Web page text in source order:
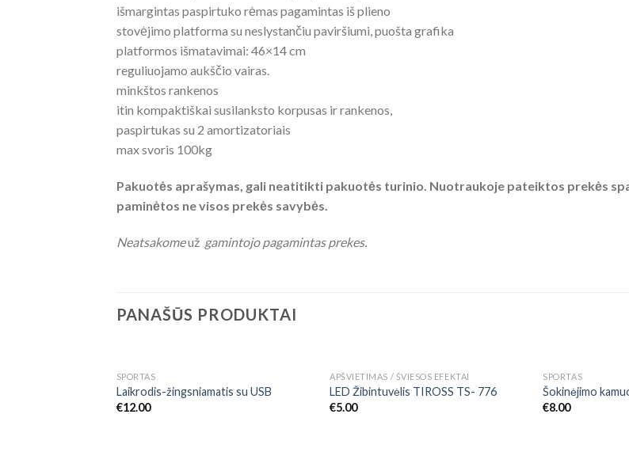
išmargintas paspirtuko rėmas pagamintas iš plieno
stovėjimo platforma su neslystančiu paviršiumi, puošta grafika
platformos išmatavimai: 46×14 cm
reguliuojamo aukščio vairas.
minkštos rankenos
itin kompaktiškai susilanksto korpusas ir rankenos,
paspirtukas su 2 amortizatoriais
max svoris 100kg
Pakuotės aprašymas, gali neatitikti pakuotės turinio. Nuotraukoje pateiktos prekės
paminėtos ne visos prekės savybės.
Neatsakomeuž gamintojo pagamintas prekes.
PANAŠŪS PRODUKTAI
Add to
Wishlist
SPORTAS
Laikrodis-žingsniamatis su USB
€12.00
Add to
Wishlist
APŠVIETIMAS / ŠVIESOS EFEKTAI
LED Žibintuvėlis TIROSS TS- 776
€5.00
SPORTAS
Šokinėjimo
€8.00